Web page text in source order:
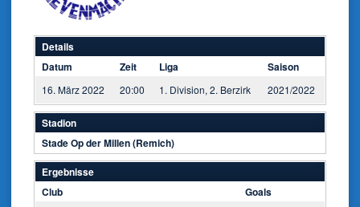
Details
Datum
Zeit Liga Saison
16. März 2022 20:00 1. Division, 2. Berzirk 2021/2022
Stadion
Stade Op der Millen (Remich)
Ergebnisse
Club
Goals